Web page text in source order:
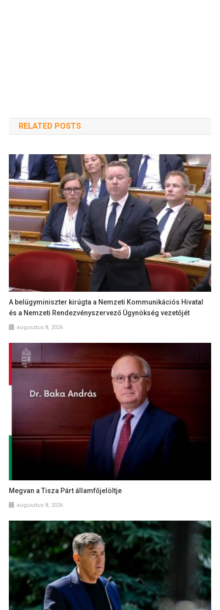
RELATED POSTS
A belügyminiszter kirúgta a Nemzeti Kommunikációs Hivatal
és a Nemzeti Rendezvényszervező Ügynökség vezetőjét
augusztus 8, 2026
Megvan a Tisza Párt államfőjelöltje
augusztus 8, 2026